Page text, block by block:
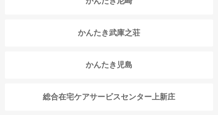
かんたき武庫之荘
かんたき児島
総合在宅ケアサービスセンター上新庄